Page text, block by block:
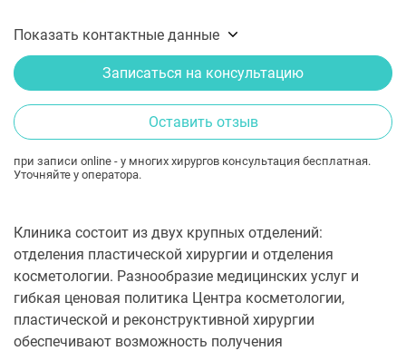
Показать контактные данные
Записаться на консультацию
Оставить отзыв
при записи online - у многих хирургов консультация бесплатная.
Уточняйте у оператора.
Клиника состоит из двух крупных отделений:
отделения пластической хирургии и отделения
косметологии. Разнообразие медицинских услуг и
гибкая ценовая политика Центра косметологии,
пластической и реконструктивной хирургии
обеспечивают возможность получения